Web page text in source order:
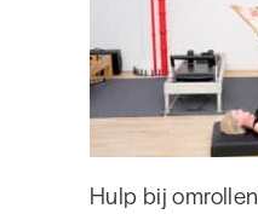
Hulp bij omrollen